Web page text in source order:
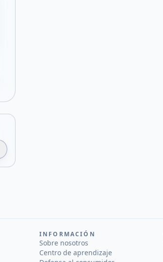
INFORMACIÓN
Sobre nosotros
Centro de aprendizaje